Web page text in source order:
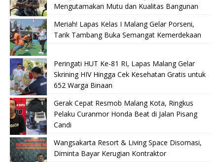
Mengutamakan Mutu dan Kualitas Bangunan
Meriah! Lapas Kelas I Malang Gelar Porseni,
Tarik Tambang Buka Semangat Kemerdekaan
Peringati HUT Ke-81 RI, Lapas Malang Gelar
Skrining HIV Hingga Cek Kesehatan Gratis untuk
652 Warga Binaan
Gerak Cepat Resmob Malang Kota, Ringkus
Pelaku Curanmor Honda Beat di Jalan Pisang
Candi
Wangsakarta Resort & Living Space Disomasi,
Diminta Bayar Kerugian Kontraktor